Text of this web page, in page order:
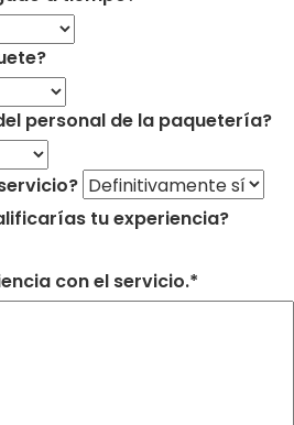
personal de la paquetería?
tu experiencia?
con el servicio.*